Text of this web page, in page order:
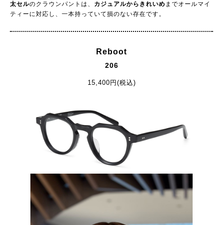
太セルのクラウンパントは、 カジュアルからきれいめ までオールマイ
ティーに対応し、一本持っていて損のない存在です。
Reboot
206
15,400円(税込)